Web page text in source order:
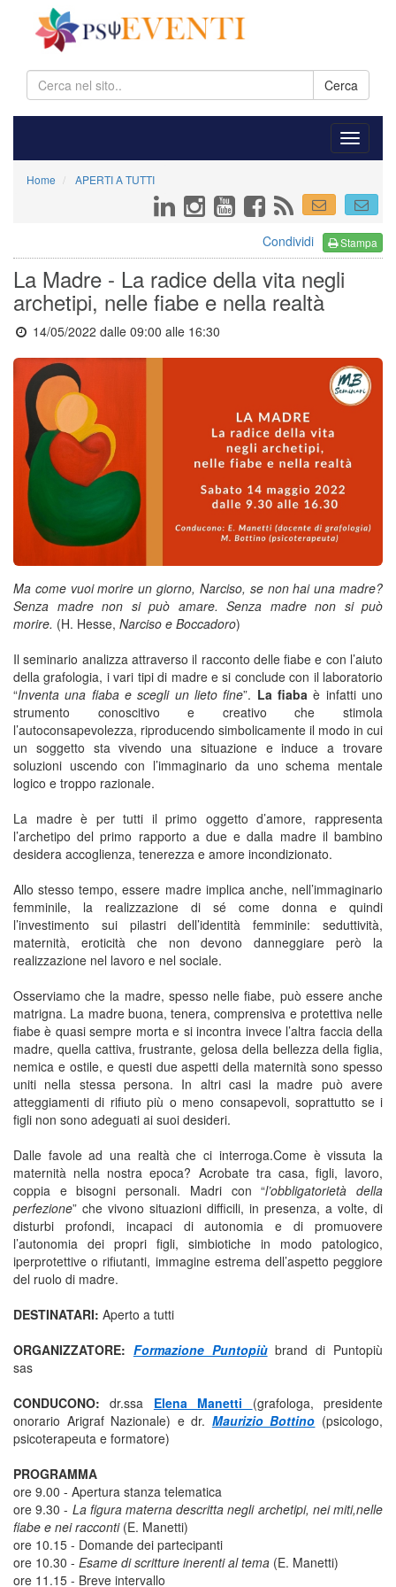
Cerca
Home APERTI A TUTTI
Stampa
Condividi
La Madre - La radice della vita negli
archetipi, nelle fiabe e nella realtà
14/05/2022 dalle 09:00 alle 16:30
Ma come vuoi morire un giorno, Narciso, se non hai una madre?
Senza madre non si può amare. Senza madre non si può
morire. (H. Hesse, Narciso e Boccadoro)
Il seminario analizza attraverso il racconto delle fiabe e con l’aiuto
della grafologia, i vari tipi di madre e si conclude con il laboratorio
“Inventa una fiaba e scegli un lieto fine”. La fiabaè infatti uno
strumento conoscitivo e creativo che stimola
l’autoconsapevolezza, riproducendo simbolicamente il modo in cui
un soggetto sta vivendo una situazione e induce a trovare
soluzioni uscendo con l’immaginario da uno schema mentale
logico e troppo razionale.
La madre è per tutti il primo oggetto d’amore, rappresenta
l’archetipo del primo rapporto a due e dalla madre il bambino
desidera accoglienza, tenerezza e amore incondizionato.
Allo stesso tempo, essere madre implica anche, nell’immaginario
femminile, la realizzazione di sé come donna e quindi
l’investimento sui pilastri dell’identità femminile: seduttività,
maternità, eroticità che non devono danneggiare però la
realizzazione nel lavoro e nel sociale.
Osserviamo che la madre, spesso nelle fiabe, può essere anche
matrigna. La madre buona, tenera, comprensiva e protettiva nelle
fiabe è quasi sempre morta e si incontra invece l’altra faccia della
madre, quella cattiva, frustrante, gelosa della bellezza della figlia,
nemica e ostile, e questi due aspetti della maternità sono spesso
uniti nella stessa persona. In altri casi la madre può avere
atteggiamenti di rifiuto più o meno consapevoli, soprattutto se i
figli non sono adeguati ai suoi desideri.
Dalle favole ad una realtà che ci interroga.Come è vissuta la
maternità nella nostra epoca? Acrobate tra casa, figli, lavoro,
coppia e bisogni personali. Madri con “l’obbligatorietà della
perfezione” che vivono situazioni difficili, in presenza, a volte, di
disturbi profondi, incapaci di autonomia e di promuovere
l’autonomia dei propri figli, simbiotiche in modo patologico,
iperprotettive o rifiutanti, immagine estrema dell’aspetto peggiore
del ruolo di madre.
DESTINATARI: Aperto a tutti
ORGANIZZATORE: Formazione Puntopiùbrand di Puntopiù
sas
CONDUCONO: dr.ssa Elena Manetti (grafologa, presidente
onorario Arigraf Nazionale) e dr. Maurizio Bottino (psicologo,
psicoterapeuta e formatore)
PROGRAMMA
ore 9.00 - Apertura stanza telematica
ore 9.30 - La figura materna descritta negli archetipi, nei miti,nelle
fiabe e nei racconti (E. Manetti)
ore 10.15 - Domande dei partecipanti
ore 10.30 - Esame di scritture inerenti al tema (E. Manetti)
ore 11.15 - Breve intervallo